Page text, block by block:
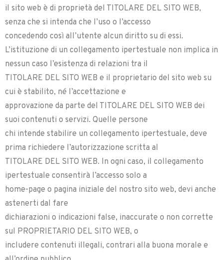
il sito web è di proprietà del TITOLARE DEL SITO WEB,
senza che si intenda che l’uso o l’accesso
concedendo così all’utente alcun diritto su di essi.
L’istituzione di un collegamento ipertestuale non implica in
nessun caso l’esistenza di relazioni tra il
TITOLARE DEL SITO WEB e il proprietario del sito web su
cui è stabilito, né l’accettazione e
approvazione da parte del TITOLARE DEL SITO WEB dei
suoi contenuti o servizi. Quelle persone
chi intende stabilire un collegamento ipertestuale, deve
prima richiedere l’autorizzazione scritta al
TITOLARE DEL SITO WEB. In ogni caso, il collegamento
ipertestuale consentirà l’accesso solo a
home-page o pagina iniziale del nostro sito web, devi anche
astenerti dal fare
dichiarazioni o indicazioni false, inaccurate o non corrette
sul PROPRIETARIO DEL SITO WEB, o
includere contenuti illegali, contrari alla buona morale e